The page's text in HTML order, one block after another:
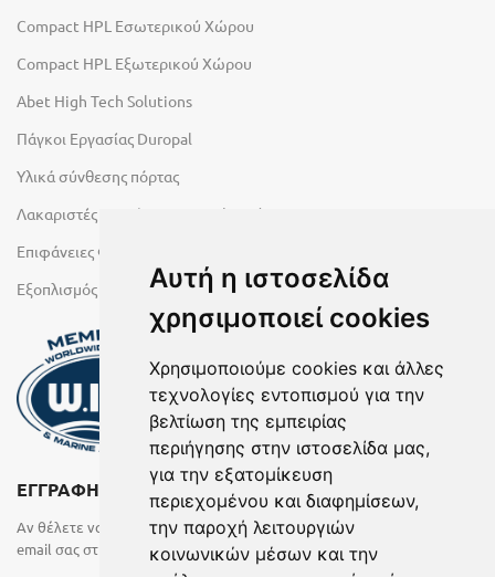
Αυτή η ιστοσελίδα
χρησιμοποιεί cookies
Χρησιμοποιούμε cookies και άλλες
τεχνολογίες εντοπισμού για την
βελτίωση της εμπειρίας
περιήγησης στην ιστοσελίδα μας,
για την εξατομίκευση
περιεχομένου και διαφημίσεων,
την παροχή λειτουργιών
κοινωνικών μέσων και την
Compact HPL Εσωτερικού Χώρου
Compact HPL Εξωτερικού Χώρου
Abet High Tech Solutions
Πάγκοι Εργασίας Duropal
Υλικά σύνθεσης πόρτας
Λακαριστές επιφάνειες Primeboard
Επιφάνειες Φυσικών Πετρωμάτων
Εξοπλισμός Υγρών Χώρων
ΕΓΓΡΑΦΗ ΣΤΟ NEWSLETTER
Αν θέλετε να λαμβάνετε ενημερωτικά email συμπληρώστε το
email σας στην παρακάτω φόρμα